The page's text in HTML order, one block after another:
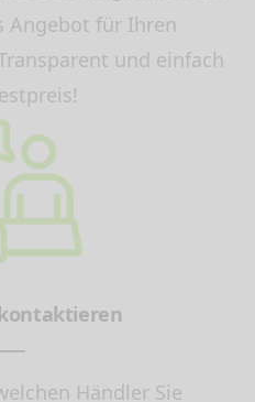
Angebot für Ihren
und einfach
Händler Sie